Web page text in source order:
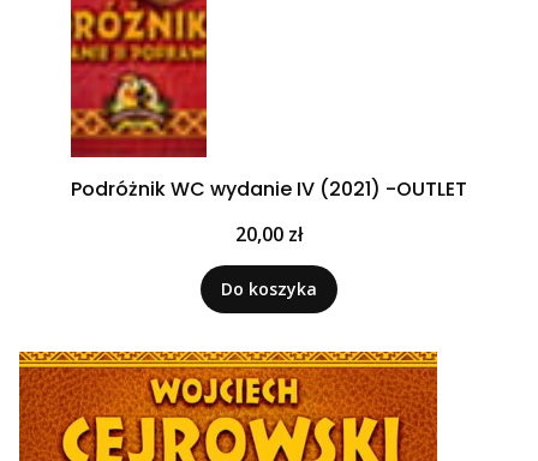
Podróżnik WC wydanie IV (2021) -OUTLET
Cena
20,00 zł
Do koszyka